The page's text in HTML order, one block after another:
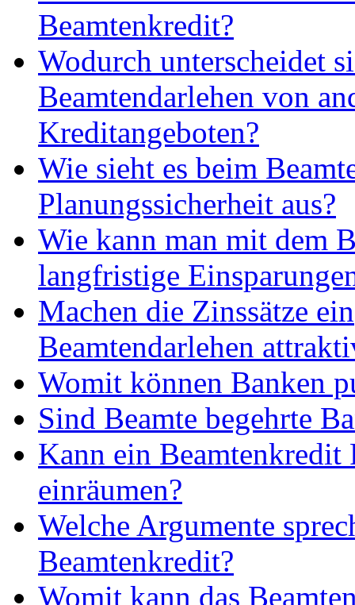
Beamtenkredit?
Wodurch unterscheidet
Beamtendarlehen von
Kreditangeboten?
Wie sieht es beim
Planungssicherheit aus?
Wie kann man mit dem
langfristige
Machen die Zinssätze ein
Beamtendarlehen
Womit können Banken
Sind Beamte begehrte
Kann ein Beamtenkredit
einräumen?
Welche Argumente
Beamtenkredit?
Womit kann das